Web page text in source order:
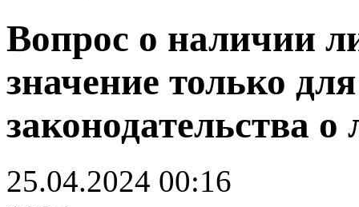
Вопрос о наличии
значение только
законодательства
25.04.2024 00:16